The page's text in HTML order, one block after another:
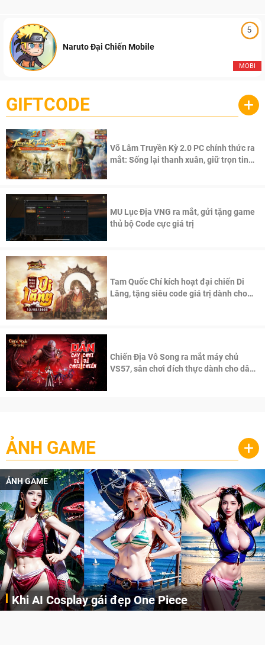
5
MOBI
Naruto Đại Chiến Mobile
GIFTCODE +
Võ Lâm Truyền Kỳ 2.0 PC chính thức ra
mắt: Sống lại thanh xuân, giữ trọn tinh
MU Lục Địa VNG ra mắt, gửi tặng game
thủ bộ Code cực giá trị
Tam Quốc Chí kích hoạt đại chiến Di
Lăng, tặng siêu code giá trị dành cho
Chiến Địa Vô Song ra mắt máy chủ
VS57, sân chơi đích thực dành cho dân
ẢNH GAME +
ẢNH GAME
Khi AI Cosplay gái đẹp One Piece